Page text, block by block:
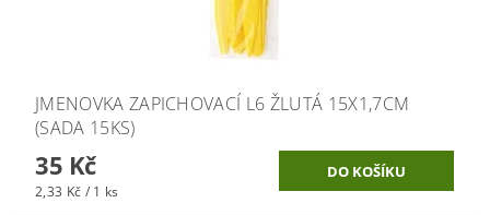
JMENOVKA ZAPICHOVACÍ L6 ŽLUTÁ 15X1,7CM
(SADA 15KS)
35 Kč
2,33 Kč / 1 ks